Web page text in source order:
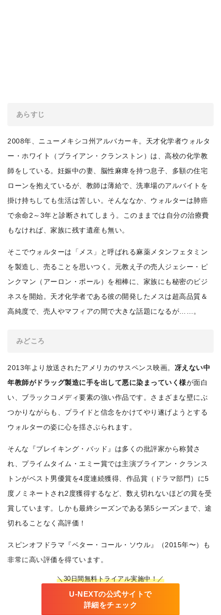
あらすじ
2008年、ニューメキシコ州アルバカーキ。天才化学者ウォルタ
ー・ホワイト（ブライアン・クランストン）は、高校の化学教
師をしている。妊娠中の妻、脳性麻痺を持つ息子、多額の住宅
ローンを抱えているが、教師は薄給で、洗車場のアルバイトを
掛け持ちしても生活は苦しい。そんななか、ウォルターは肺癌
で余命2～3年と診断されてしまう。このままでは自分の治療費
もなければ、家族に残す遺産も無い。
そこでウォルターは「メス」と呼ばれる麻薬メタンフェタミン
を製造し、売ることを思いつく。元教え子の売人ジェシー・ピ
ンクマン（アーロン・ポール）を相棒に、家族にも秘密のビジ
ネスを開始。天才化学者である彼の開発したメスは超高品質＆
高純度で、売人やマフィアの間で大きな話題になるが……。
みどころ
2013年より放送されたアメリカのサスペンス映画。 冴えない中
年教師がドラッグ製造に手を出して悪に染まっていく様が面白
い、ブラックコメディ要素の強い作品です。さまざまな壁にぶ
つかりながらも、プライドと信念をかけてやり遂げようとする
ウォルターの姿に心を揺さぶられます。
そんな『ブレイキング・バッド』は多くの批評家から称賛さ
れ、プライムタイム・エミー賞では主演ブライアン・クランス
トンがベスト男優賞を4度連続獲得、作品賞（ドラマ部門）に5
度ノミネートされ2度獲得するなど、数え切れないほどの賞を受
賞しています。しかも最終シーズンである第5シーズンまで、途
切れることなく高評価！
スピンオフドラマ『ベター・コール・ソウル』（2015年〜）も
非常に高い評価を得ています。
＼30日間無料トライアル実施中！／
U-NEXTの公式サイトで
詳細をチェック